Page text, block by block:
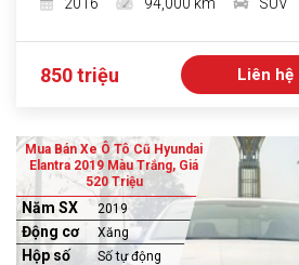
850 triệu Liên hệ
Mua Bán Xe Ô Tô Cũ Hyundai
Elantra 2019 Màu Trắng, Giá
520 Triệu
Năm SX 2019
Động cơ Xăng
Hộp số Số tự động